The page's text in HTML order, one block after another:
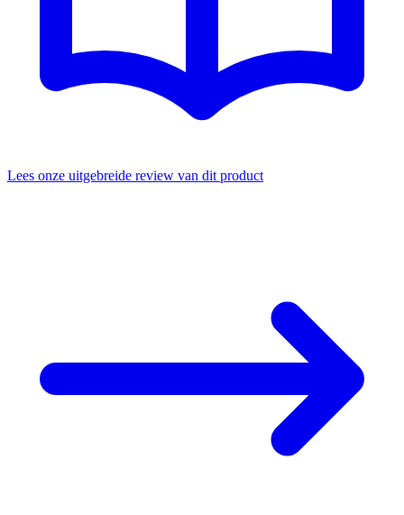
Lees onze uitgebreide review van dit product